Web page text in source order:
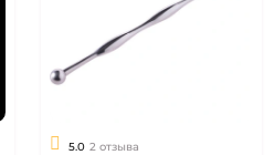
5.0 2 отзыва